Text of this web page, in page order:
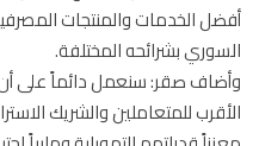
الخدمات والمنتجات المصرفية
بشرائحه المختلفة.
صقر: سنعمل دائماً على أن
للمتعاملين والشريك